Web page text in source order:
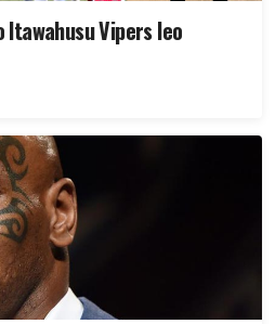
Itawahusu Vipers leo